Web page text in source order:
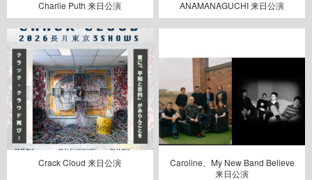
Charlie Puth 来日公演 ANAMANAGUCHI 来日公演
Crack Cloud 来日公演
Caroline、My New Band Believe
来日公演